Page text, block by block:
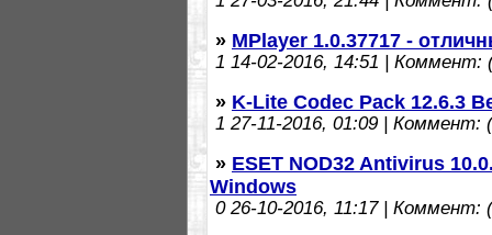
» MPlayer 1.0.37717 -
1 14-02-2016, 14:51 | Коммент:
» K-Lite Codec Pack 12.6.3
1 27-11-2016, 01:09 | Коммент:
» ESET NOD32 Antivirus
Windows
026-10-2016, 11:17 | Коммент: